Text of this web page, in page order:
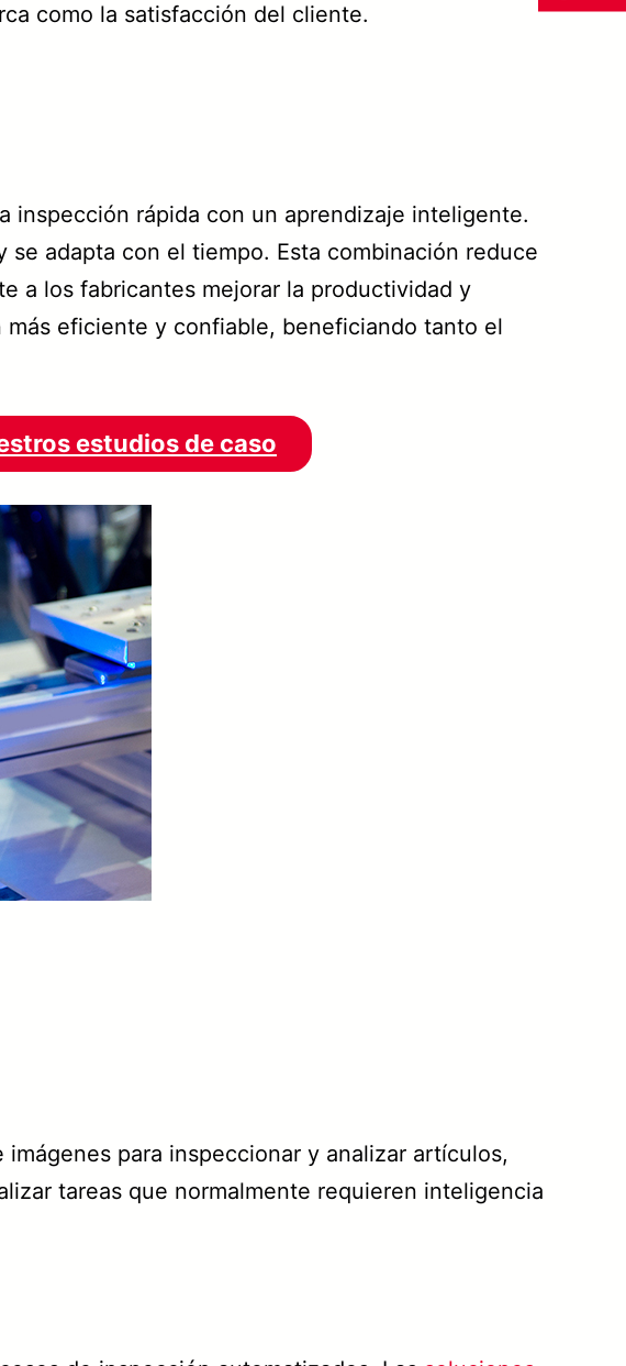
como la satisfacción del cliente.
inspección rápida con un aprendizaje inteligente.
se adapta con el tiempo. Esta combinación reduce
a los fabricantes mejorar la productividad y
eficiente y confiable, beneficiando tanto el
estudios de caso
para inspeccionar y analizar artículos,
tareas que normalmente requieren inteligencia